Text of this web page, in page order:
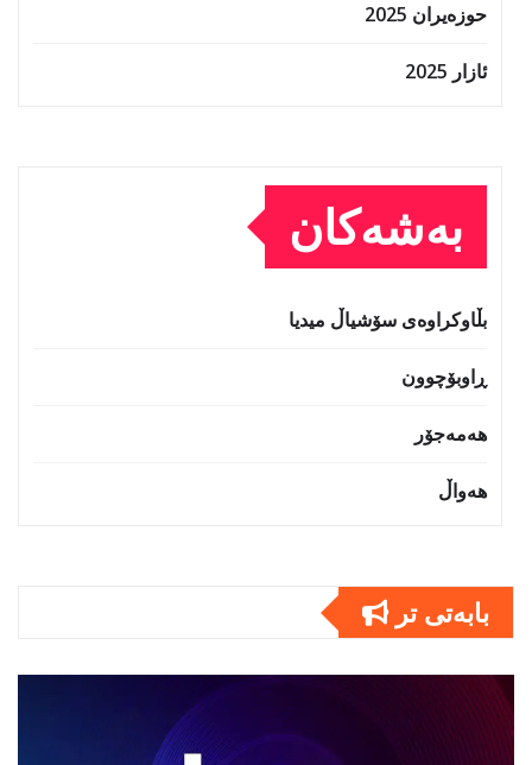
حوزه‌یران 2025
ئازار 2025
بەشەکان
بڵاوکراوەی سۆشیاڵ میدیا
ڕاوبۆچوون
هەمەجۆر
هەواڵ
بابەتى تر